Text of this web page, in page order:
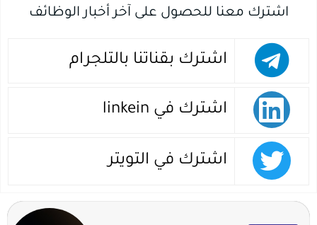
اشترك معنا للحصول على آخر أخبار الوظائف
اشترك بقناتنا بالتلجرام
اشترك في linkein
اشترك في التويتر